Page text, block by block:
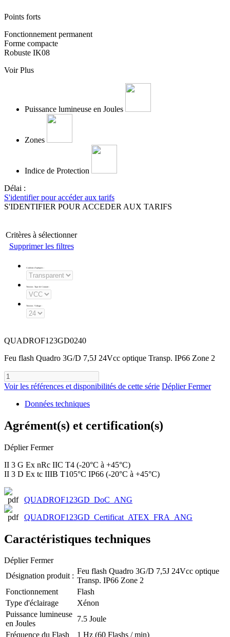
Points forts
Fonctionnement permanent
Forme compacte
Robuste IK08
Voir Plus
Puissance lumineuse en Joules
Zones
Indice de Protection
Délai :
S'identifier pour accéder aux tarifs
S'IDENTIFIER POUR ACCEDER AUX TARIFS
Critères à sélectionner
Supprimer les filtres
Couleurs d'optiques :
Tension - Type de Courant :
Tension - Voltage :
QUADROF123GD0240
Feu flash Quadro 3G/D 7,5J 24Vcc optique Transp. IP66 Zone 2
Voir les références et disponibilités de cette série Déplier Fermer
Données techniques
Agrément(s) et certification(s)
Déplier Fermer
II 3 G Ex nRc IIC T4 (-20°C à +45°C)
II 3 D Ex tc IIIB T105°C IP66 (-20°C à +45°C)
QUADROF123GD_DoC_ANG
QUADROF123GD_Certificat_ATEX_FRA_ANG
Caractéristiques techniques
Déplier Fermer
Désignation produit :
Feu flash Quadro 3G/D 7,5J 24Vcc optique
Transp. IP66 Zone 2
Fonctionnement
Flash
Type d'éclairage
Xénon
Puissance lumineuse
en Joules
7.5 Joule
Fréquence du Flash
1 Hz (60 Flashs / min)